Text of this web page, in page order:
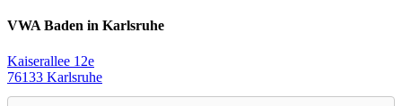
VWA Baden in Karlsruhe
Kaiserallee 12e
76133 Karlsruhe